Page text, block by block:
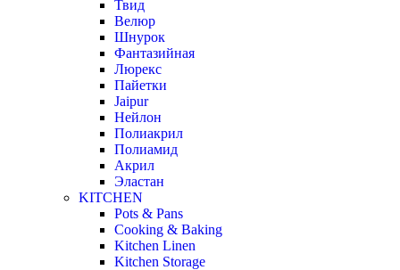
Твид
Велюр
Шнурок
Фантазийная
Люрекс
Пайетки
Jaipur
Нейлон
Полиакрил
Полиамид
Акрил
Эластан
KITCHEN
Pots & Pans
Cooking & Baking
Kitchen Linen
Kitchen Storage